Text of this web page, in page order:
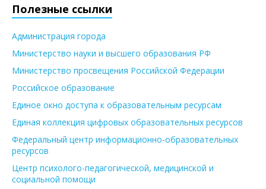
Полезные ссылки
Администрация города
Министерство науки и высшего образования РФ
Министерство просвещения Российской Федерации
Российское образование
Единое окно доступа к образовательным ресурсам
Единая коллекция цифровых образовательных ресурсов
Федеральный центр информационно-образовательных
ресурсов
Центр психолого-педагогической, медицинской и
социальной помощи